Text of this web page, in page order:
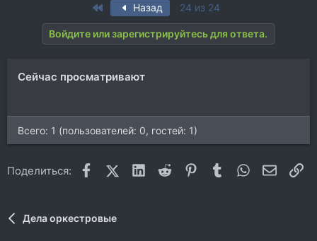
First Назад 24 из 24
Войдите или зарегистрируйтесь для ответа.
Сейчас просматривают
Всего: 1 (пользователей: 0, гостей: 1)
Поделиться: FacebookX (Twitter)
LinkedIn
Reddit Pinterest
Tumblr WhatsApp
Дела оркестровые